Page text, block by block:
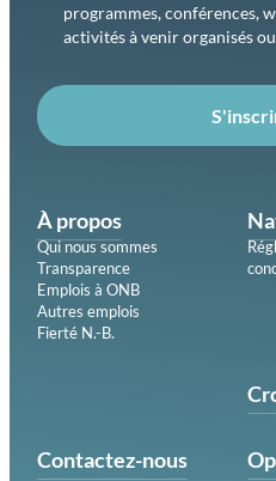
programmes, conférences,
activités à venir organisés
À propos
Qui nous sommes
Transparence
Emplois à ONB
Autres emplois
Fierté N.-B.
Contactez-nous